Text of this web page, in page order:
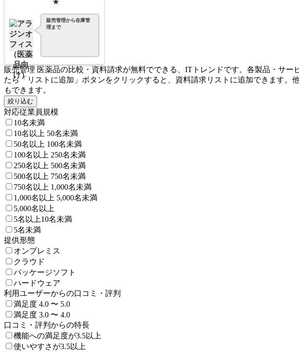
★
販売管理から在庫管
理まで
販売管理 医薬品の比較・資料請求が無料でできる、ITトレンドです。各製品・サ
たら「リストに追加」ボタンをクリックすると、資料請求リストに追加できます
もできます。
絞り込む
対応従業員規模
10名未満
10名以上 50名未満
50名以上 100名未満
100名以上 250名未満
250名以上 500名未満
500名以上 750名未満
750名以上 1,000名未満
1,000名以上 5,000名未満
5,000名以上
5名以上10名未満
5名未満
提供形態
オンプレミス
クラウド
パッケージソフト
ハードウェア
利用ユーザーからの口コミ・評判
満足度 4.0 〜 5.0
満足度 3.0 〜 4.0
口コミ・評判からの特長
機能への満足度が3.5以上
使いやすさが3.5以上